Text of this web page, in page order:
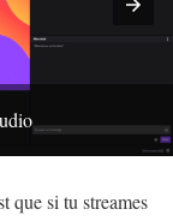
que si tu streames